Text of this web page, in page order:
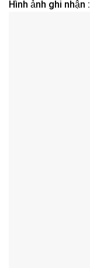
Hình ảnh ghi nhận :